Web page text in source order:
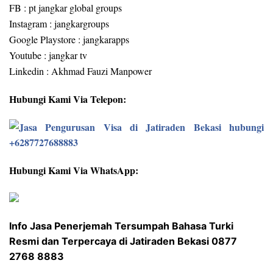
FB : pt jangkar global groups
Instagram : jangkargroups
Google Playstore : jangkarapps
Youtube : jangkar tv
Linkedin : Akhmad Fauzi Manpower
Hubungi Kami Via Telepon:
Hubungi Kami Via WhatsApp:
Info Jasa Penerjemah Tersumpah Bahasa Turki
Resmi dan Terpercaya di Jatiraden Bekasi 0877
2768 8883